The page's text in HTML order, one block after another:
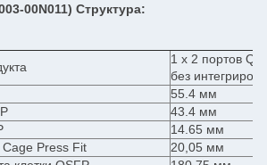
00N011) Структура:
1 x 2 портов
без
55.4 мм
43.4 мм
14.65 мм
Press Fit
20,05 мм